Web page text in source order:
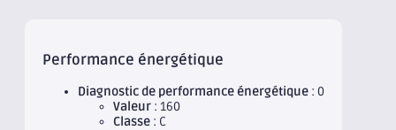
Performance énergétique
Diagnostic de performance énergétique : 0
Valeur : 160
Classe : C